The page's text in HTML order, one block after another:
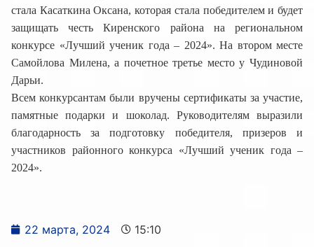
стала Касаткина Оксана, которая стала победителем и будет
защищать честь Киренского района на региональном
конкурсе «Лучший ученик года – 2024». На втором месте
Самойлова Милена, а почетное третье место у Чудиновой
Дарьи.
Всем конкурсантам были вручены сертификаты за участие,
памятные подарки и шоколад. Руководителям выразили
благодарность за подготовку победителя, призеров и
участников районного конкурса «Лучший ученик года –
2024».
22 марта, 2024 15:10